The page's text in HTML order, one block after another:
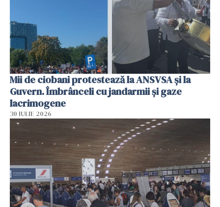
Mii de ciobani protestează la ANSVSA și la
Guvern. Îmbrânceli cu jandarmii și gaze
lacrimogene
30 IULIE 2026